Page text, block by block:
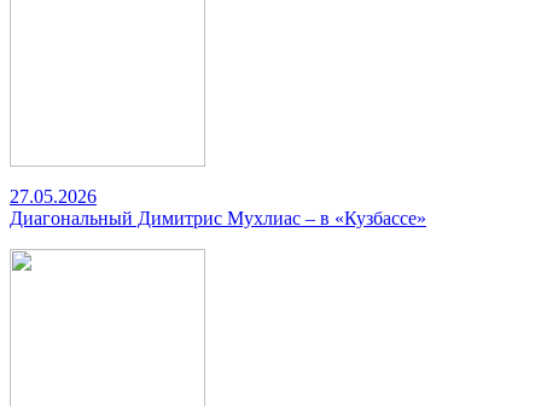
27.05.2026
Диагональный Димитрис Мухлиас – в «Кузбассе»